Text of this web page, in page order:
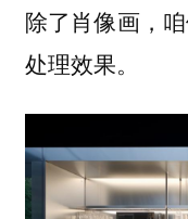
除了肖像画，
处理效果。